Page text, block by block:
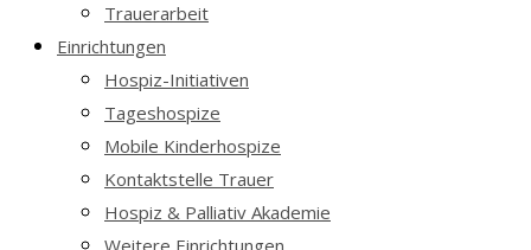
Trauerarbeit
Einrichtungen
Hospiz-Initiativen
Tageshospize
Mobile Kinderhospize
Kontaktstelle Trauer
Hospiz & Palliativ Akademie
Weitere Einrichtungen